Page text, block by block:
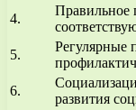
4.
Правильное
5.
Регулярные
6.
развития